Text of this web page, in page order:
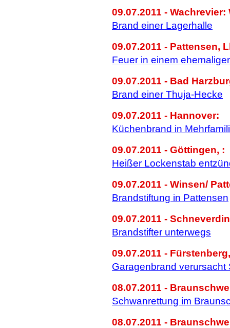
09.07.2011 -
Brand einer Lagerhalle
09.07.2011 - Pattensen,
Feuer in einem
09.07.2011 - Bad
Brand einer Thuja-Hecke
09.07.2011 - Hannover:
Küchenbrand in
09.07.2011 - Göttingen, :
Heißer Lockenstab
09.07.2011 - Winsen/
Brandstiftung in Pattensen
09.07.2011 -
Brandstifter unterwegs
09.07.2011 -
Garagenbrand verursacht
08.07.2011 -
Schwanrettung im
08.07.2011 -